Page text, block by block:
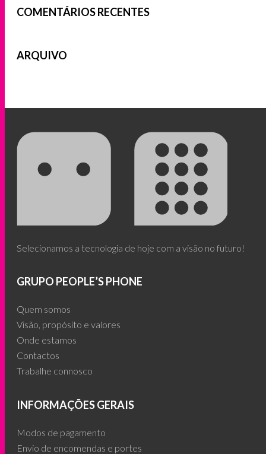
COMENTÁRIOS RECENTES
ARQUIVO
Selecionamos a tecnologia de hoje com a visão no futuro!
GRUPO PEOPLE’S PHONE
Quem somos
Visão, propósito e valores
Onde estamos
Contactos
Trabalhe connosco
INFORMAÇÕES GERAIS
Modos de pagamento
Envio de encomendas e portes